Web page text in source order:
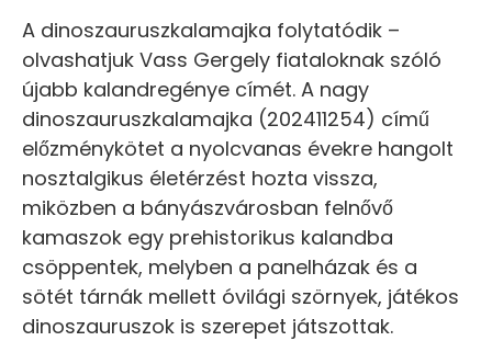
A dinoszauruszkalamajka folytatódik –
olvashatjuk Vass Gergely fiataloknak szóló
újabb kalandregénye címét. A nagy
dinoszauruszkalamajka (202411254) című
előzménykötet a nyolcvanas évekre hangolt
nosztalgikus életérzést hozta vissza,
miközben a bányászvárosban felnővő
kamaszok egy prehistorikus kalandba
csöppentek, melyben a panelházak és a
sötét tárnák mellett óvilági szörnyek, játékos
dinoszauruszok is szerepet játszottak.